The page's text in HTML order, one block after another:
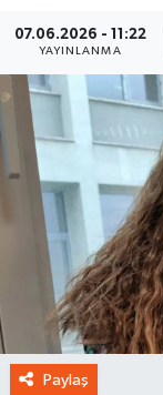
07.06.2026 - 11:22
YAYINLANMA
Paylaş